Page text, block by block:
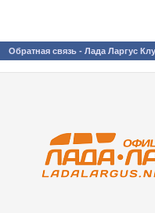
Обратная связь - Лада Ларгус